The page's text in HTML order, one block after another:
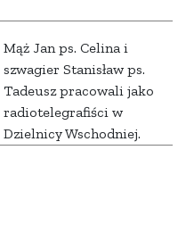
Mąż Jan ps. Celina i
szwagier Stanisław ps.
Tadeusz pracowali jako
radiotelegrafiści w
Dzielnicy Wschodniej.